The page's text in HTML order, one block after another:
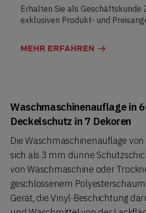
Erhalten Sie als Geschäftskunde
exklusiven Produkt- und
MEHR ERFAHREN
Waschmaschinenauflage in
Deckelschutz in 7 Dekoren
Die Waschmaschinenauflage von
sich als 3 mm dünne
von Waschmaschine oder
geschlossenem
Gerät, die Vinyl-Beschichtung